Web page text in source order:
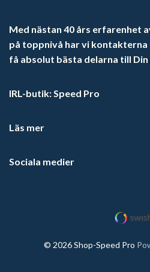
Med nästan 40 års erfarenhet
på toppnivå har vi
få absolut bästa delarna till Din
IRL-butik: Speed Pro
Läs mer
Sociala medier
© 2026 Shop-Speed Pro